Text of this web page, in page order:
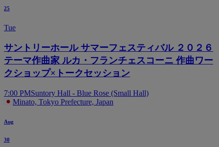
25
Tue
サントリーホール サマーフェスティバル ２０２６
テーマ作曲家 ルカ・フランチェスコーニ 作曲ワー
クショップ×トークセッション
7:00 PMSuntory Hall - Blue Rose (Small Hall)
Minato, Tokyo Prefecture, Japan
Aug
30